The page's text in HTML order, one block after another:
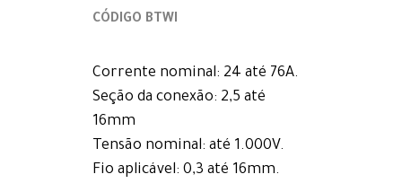
CÓDIGO BTWI
Corrente nominal: 24 até 76A.
Seção da conexão: 2,5 até
16mm
Tensão nominal: até 1.000V.
Fio aplicável: 0,3 até 16mm.